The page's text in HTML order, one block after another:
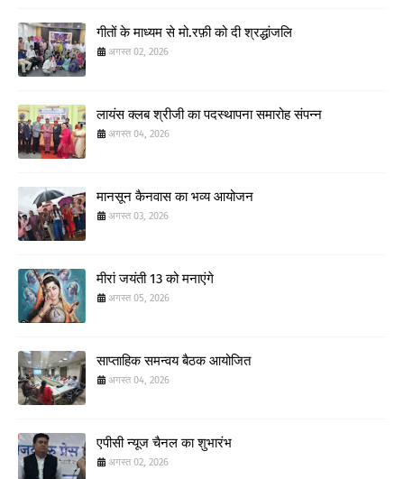
गीतों के माध्यम से मो.रफ़ी को दी श्रद्धांजलि
अगस्त 02, 2026
लायंस क्लब श्रीजी का पदस्थापना समारोह संपन्न
अगस्त 04, 2026
मानसून कैनवास का भव्य आयोजन
अगस्त 03, 2026
मीरां जयंती 13 को मनाएंगे
अगस्त 05, 2026
साप्ताहिक समन्वय बैठक आयोजित
अगस्त 04, 2026
एपीसी न्यूज चैनल का शुभारंभ
अगस्त 02, 2026